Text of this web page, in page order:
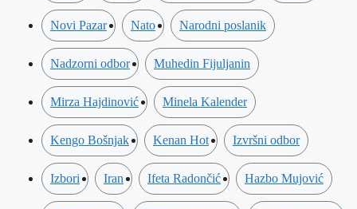
Novi Pazar Nato Narodni poslanik
Nadzorni odbor Muhedin Fijuljanin
Mirza Hajdinović Minela Kalender
Kengo Bošnjak Kenan Hot Izvršni odbor
Izbori Iran Ifeta Radončić Hazbo Mujović